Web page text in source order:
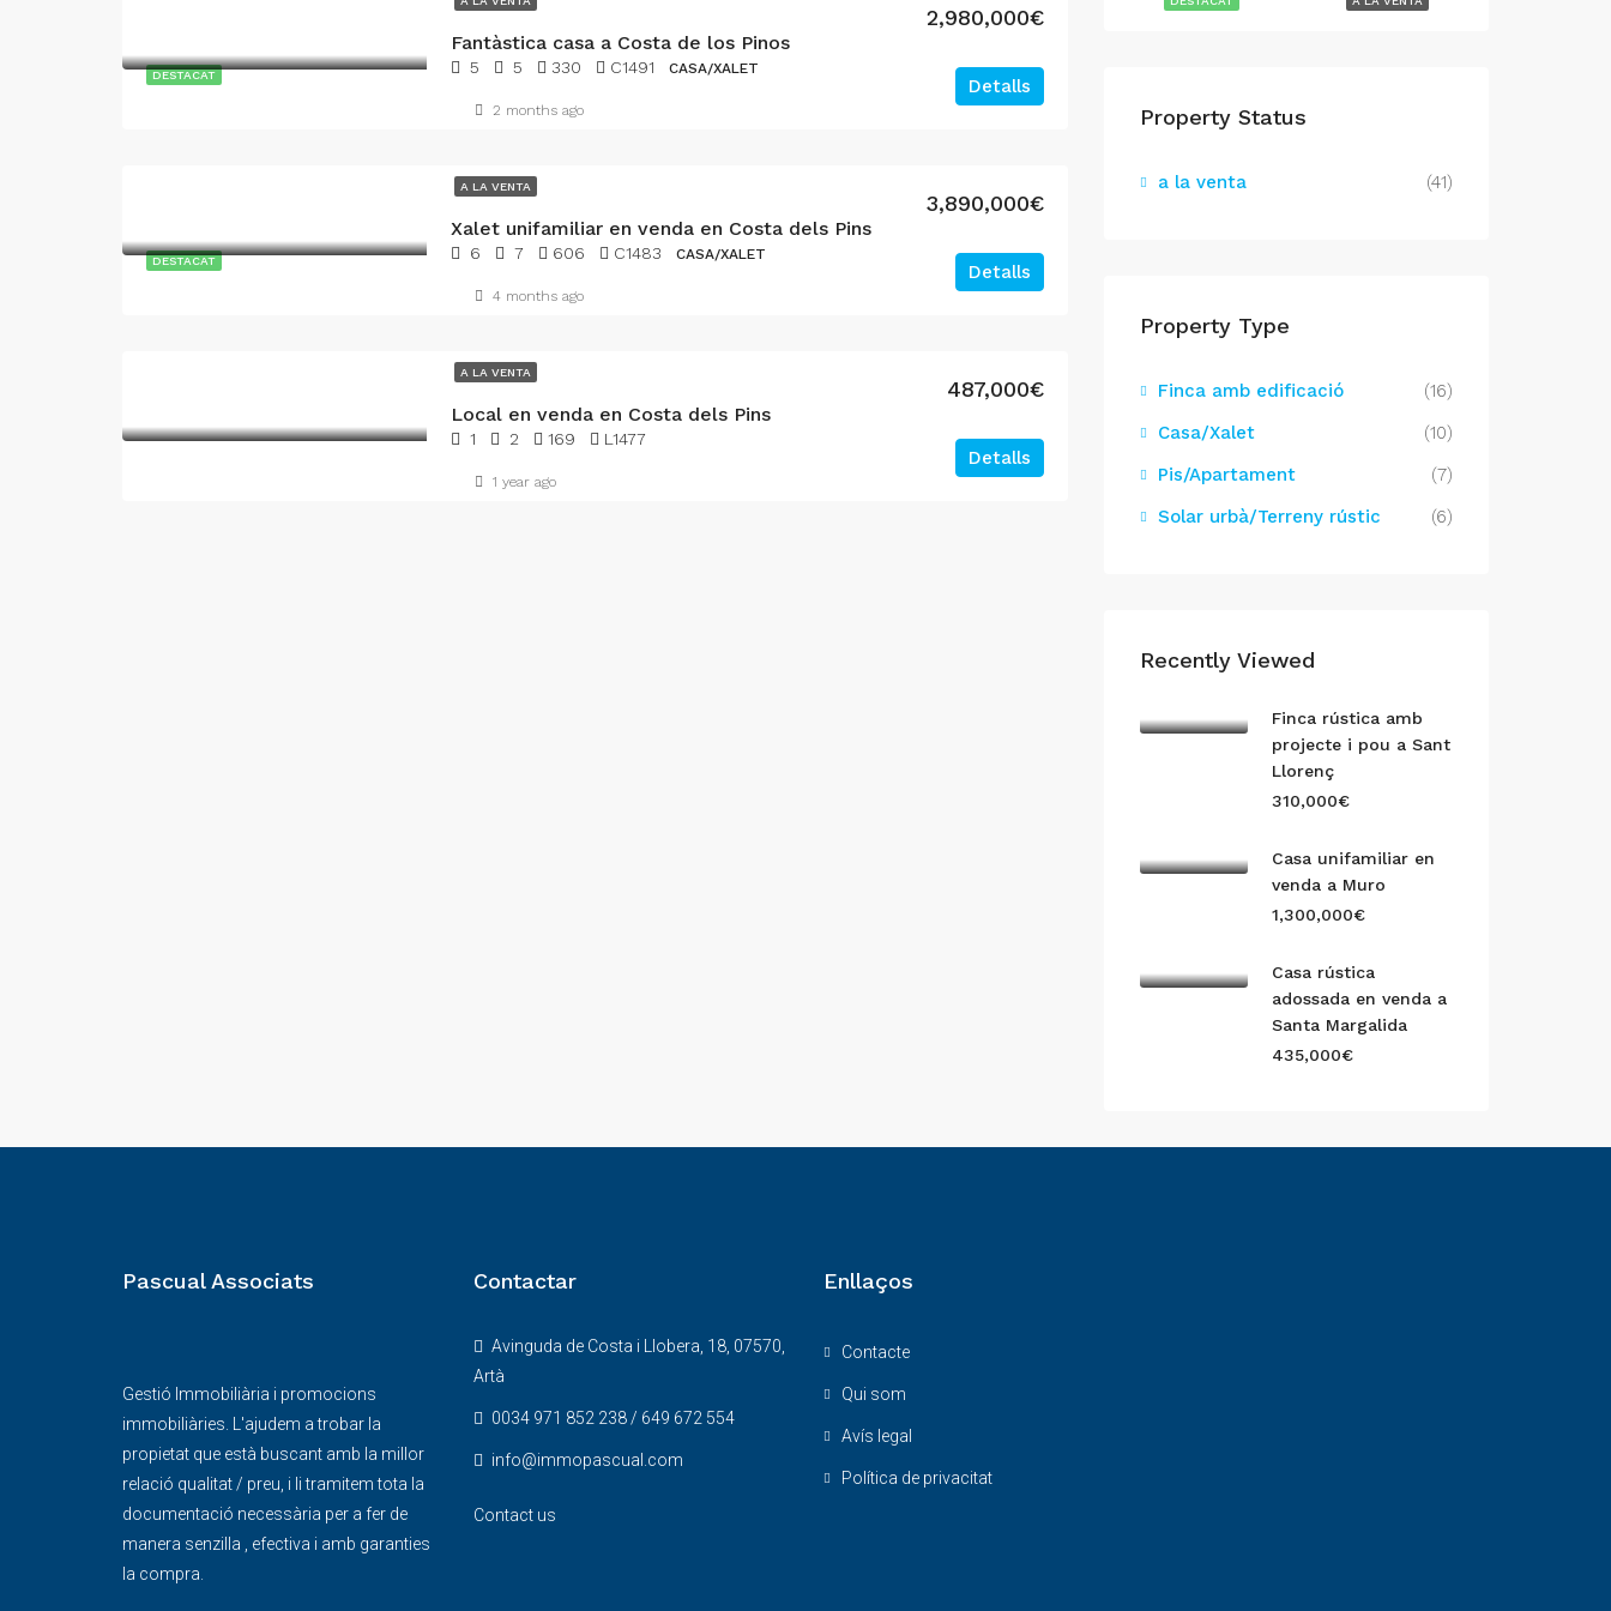
DESTACAT
Fantàstica casa a Costa de los Pinos
2,980,000€
5 5 330 C1491 CASA/XALET
Detalls
2 months ago
DESTACAT
A LA VENTA
Xalet unifamiliar en venda en Costa dels Pins
3,890,000€
6 7 606 C1483 CASA/XALET
Detalls
4 months ago
A LA VENTA
Local en venda en Costa dels Pins
487,000€
1 2 169 L1477
Detalls
1 year ago
Property Status
a la venta (41)
Property Type
Finca amb edificació
(16)
Casa/Xalet
(10)
Pis/Apartament
(7)
Solar urbà/Terreny rústic
(6)
Recently Viewed
Finca rústica amb
projecte i pou a Sant
Llorenç
310,000€
Casa unifamiliar en
venda a Muro
1,300,000€
Casa rústica
adossada en venda a
Santa Margalida
435,000€
Pascual Associats
Gestió Immobiliària i promocions
immobiliàries. L'ajudem a trobar la
propietat que està buscant amb la millor
relació qualitat / preu, i li tramitem tota la
documentació necessària per a fer de
manera senzilla , efectiva i amb garanties
la compra.
Contactar
Avinguda de Costa i Llobera, 18, 07570,
Artà
0034 971 852 238 / 649 672 554
info@immopascual.com
Contact us
Enllaços
Contacte
Qui som
Avís legal
Política de privacitat